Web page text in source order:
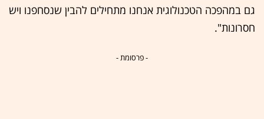
גם במהפכה הטכנולוגית אנחנו מתחילים להבין שנסחפנו ויש
חסרונות".
- פרסומת -